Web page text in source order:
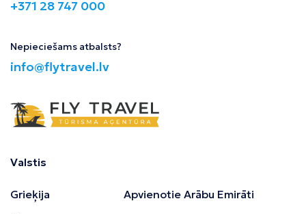
+371 28 747 000
Nepieciešams atbalsts?
info@flytravel.lv
Valstis
Grieķija
Apvienotie Arābu Emirāti